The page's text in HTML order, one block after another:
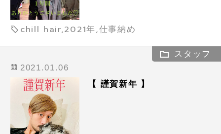
chill hair,2021年,仕事納め
スタッフ
2021.01.06
【 謹賀新年 】